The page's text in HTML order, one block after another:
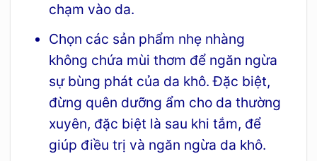
chạm vào da.
Chọn các sản phẩm nhẹ nhàng
không chứa mùi thơm để ngăn ngừa
sự bùng phát của da khô. Đặc biệt,
đừng quên dưỡng ẩm cho da thường
xuyên, đặc biệt là sau khi tắm, để
giúp điều trị và ngăn ngừa da khô.